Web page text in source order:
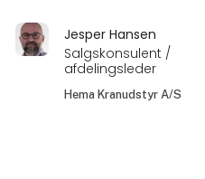
Jesper Hansen
Salgskonsulent /
afdelingsleder
Hema Kranudstyr A/S